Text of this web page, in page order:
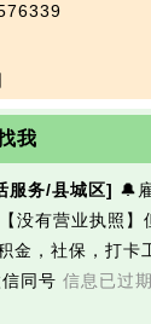
我
服务/县城区] 🔔
【没有营业执照​
金，社保，打卡
同号 信息已过期